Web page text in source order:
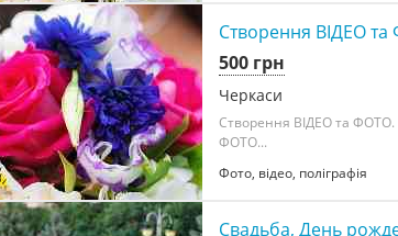
Створення ВІДЕО
500 грн
Черкаси
Створення ВІДЕО та
ФОТО...
Фото, відео, поліграфія
Свадьба, День